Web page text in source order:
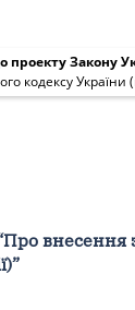
проекту Закону
кодексу України